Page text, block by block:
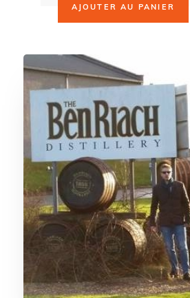
AJOUTER AU PANIER